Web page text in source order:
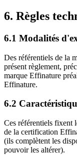
6. Règles
6.1 Modalités
Des référentiels de la
présent règlement,
marque Effinature
Effinature.
6.2
Ces référentiels fixent
de la certification
(ils complètent les
pouvoir les altérer).